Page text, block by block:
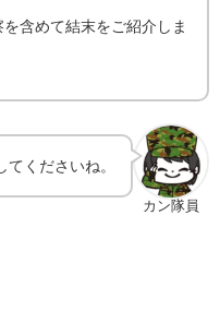
含めて結末をご紹介しま
カン隊員
くださいね。